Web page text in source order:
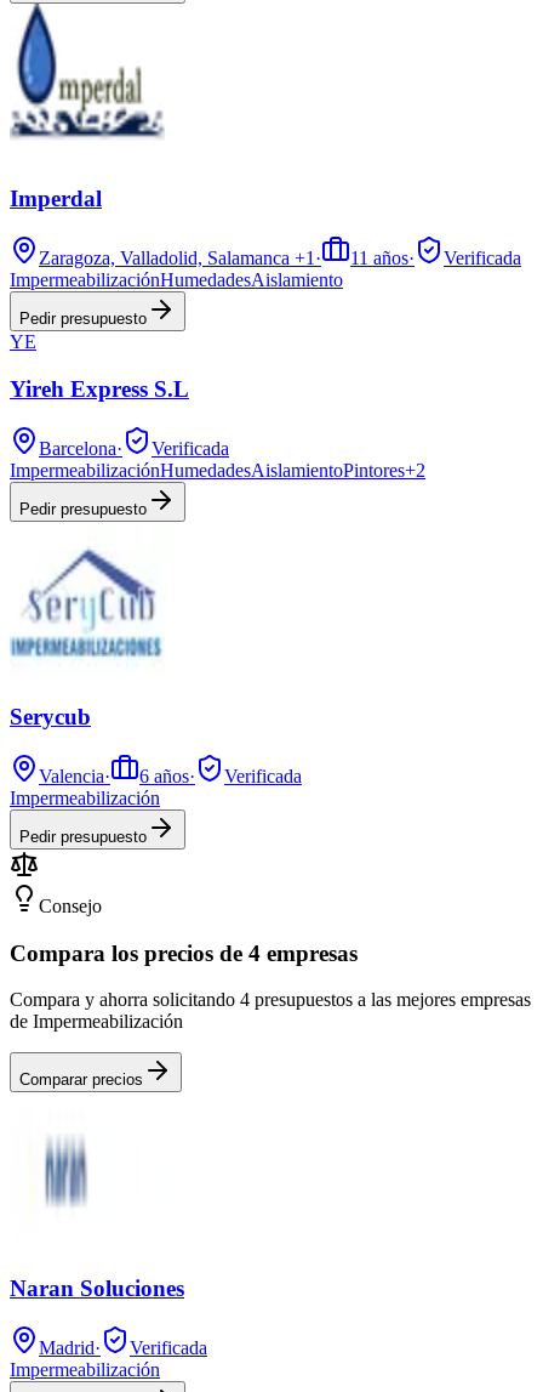
Imperdal
Zaragoza, Valladolid, Salamanca +1 · 11 años·
Verificada
ImpermeabilizaciónHumedadesAislamiento
Pedir presupuesto
YE
Yireh Express S.L
Barcelona·
Verificada
ImpermeabilizaciónHumedadesAislamientoPintores+2
Pedir presupuesto
Serycub
Valencia· 6 años·
Verificada
Impermeabilización
Pedir presupuesto
Consejo
Compara los precios de 4 empresas
Compara y ahorra solicitando 4 presupuestos a las mejores empresas
de Impermeabilización
Comparar precios
Naran Soluciones
Madrid·
Verificada
Impermeabilización